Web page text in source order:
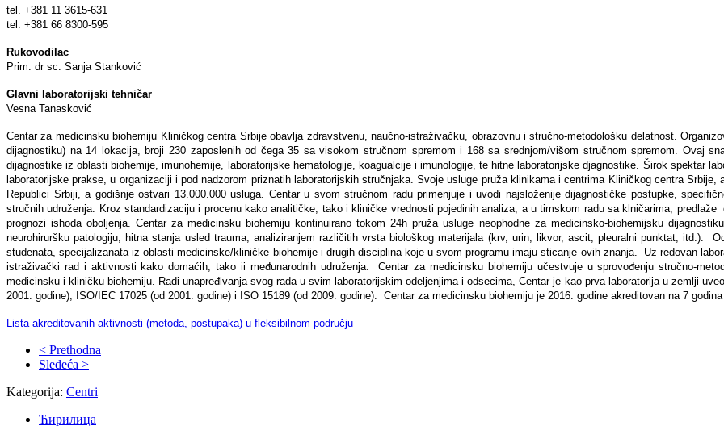
tel. +381 11 3615-631
tel. +381 66 8300-595
Rukovodilac
Prim. dr sc. Sanja Stanković
Glavni laboratorijski tehničar
Vesna Tanasković
Centar za medicinsku biohemiju Kliničkog centra Srbije obavlja zdravstvenu, naučno-istraživačku, obrazovnu i stručno-metodološku delatnost.
dijagnostiku) na 14 lokacija, broji 230 zaposlenih od čega 35 sa visokom stručnom spremom i 168 sa srednjom/višom stručnom spremom. Ovaj
dijagnostike iz oblasti biohemije, imunohemije, laboratorijske hematologije, koagualcije i imunologije, te hitne laboratorijske djagnostike. Širok spektar
laboratorijske prakse, u organizaciji i pod nadzorom priznatih laboratorijskih stručnjaka. Svoje usluge pruža klinikama i centrima Kliničkog centra
Republici Srbiji, a godišnje ostvari 13.000.000 usluga. Centar u svom stručnom radu primenjuje i uvodi najsloženije dijagnostičke postupke,
stručnih udruženja. Kroz standardizaciju i procenu kako analitičke, tako i kliničke vrednosti pojedinih analiza, a u timskom radu sa klničarima,
prognozi ishoda oboljenja. Centar za medicinsku biohemiju kontinuirano tokom 24h pruža usluge neophodne za medicinsko-biohemijsku
neurohiruršku patologiju, hitna stanja usled trauma, analiziranjem različitih vrsta biološkog materijala (krv, urin, likvor, ascit, pleuralni punktat, itd.).
studenata, specijalizanata iz oblasti medicinske/kliničke biohemije i drugih disciplina koje u svom programu imaju sticanje ovih znanja. Uz redovan
istraživački rad i aktivnosti kako domaćih, tako ii međunarodnih udruženja. Centar za medicinsku biohemiju učestvuje u sprovođenju stručno-
medicinsku i kliničku biohemiju. Radi unapređivanja svog rada u svim laboratorijskim odeljenjima i odsecima, Centar je kao prva laboratorija u zemlji
2001. godine), ISO/IEC 17025 (od 2001. godine) i ISO 15189 (od 2009. godine). Centar za medicinsku biohemiju je 2016. godine akreditovan na 7
Lista akreditovanih aktivnosti (metoda, postupaka) u fleksibilnom području
< Prethodna
Sledeća >
Kategorija: Centri
Ћирилица